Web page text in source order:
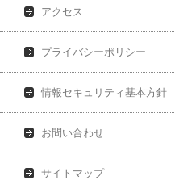
アクセス
プライバシーポリシー
情報セキュリティ基本方針
お問い合わせ
サイトマップ